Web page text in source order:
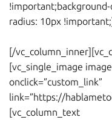
radius: 10px
[/
[vc_single_image
onclick=”custom_link”
link=”https://
[vc_column_text